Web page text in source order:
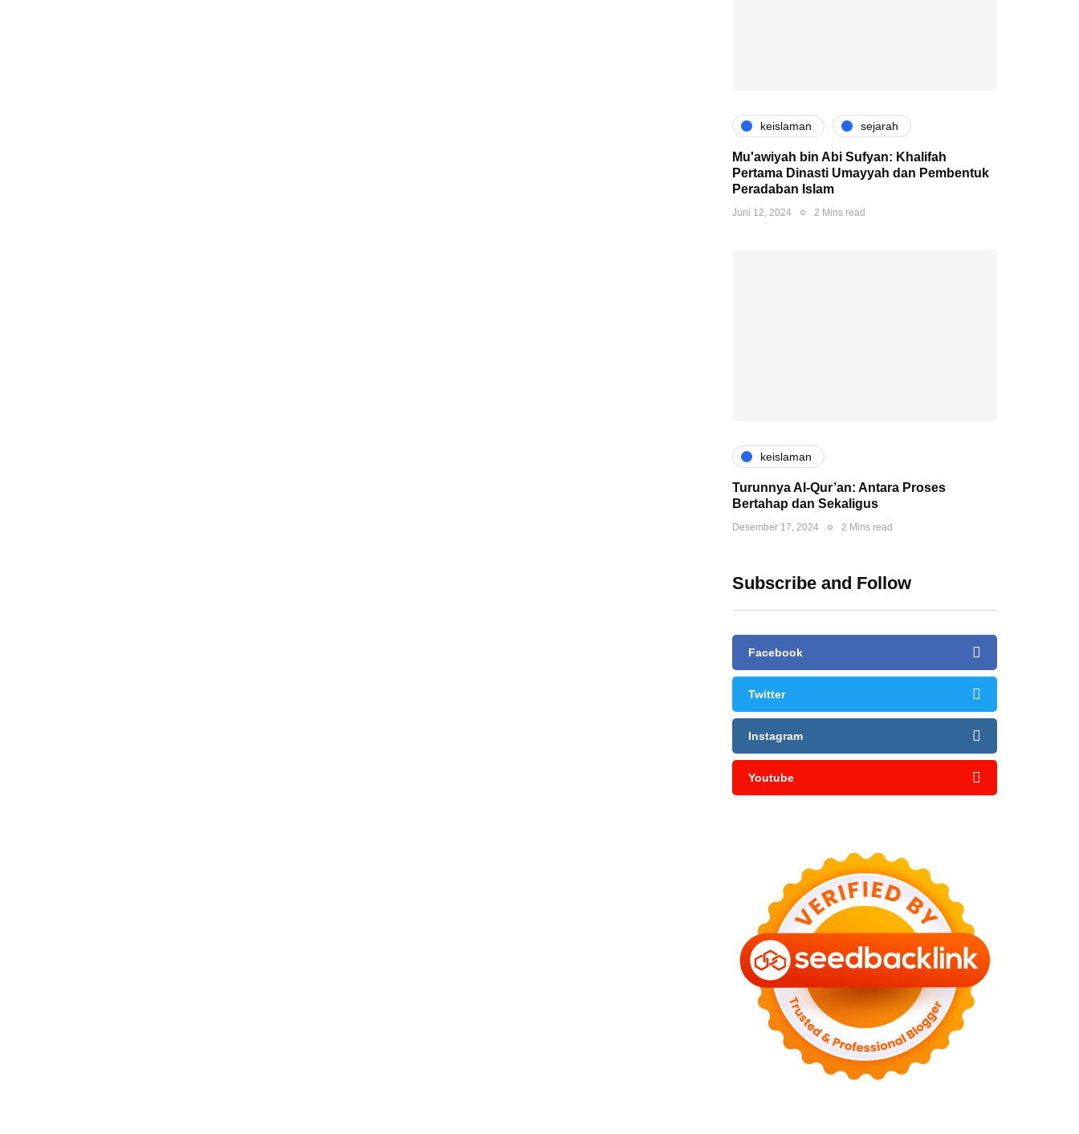
keislaman sejarah
Mu'awiyah bin Abi Sufyan: Khalifah
Pertama Dinasti Umayyah dan Pembentuk
Peradaban Islam
Juni 12, 2024 2 Mins read
keislaman
Turunnya Al-Qur’an: Antara Proses
Bertahap dan Sekaligus
Desember 17, 2024 2 Mins read
Subscribe and Follow
Facebook
Twitter
Instagram
Youtube